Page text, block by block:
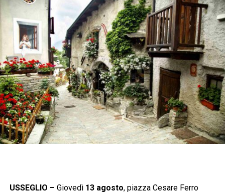
USSEGLIO – Giovedì 13 agosto, piazza Cesare Ferro